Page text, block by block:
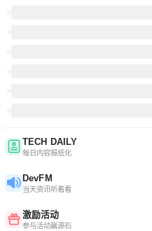
TECH DAILY
每日内容报纸化
DevFM
当天资讯听着看
激励活动
参与活动赢源石